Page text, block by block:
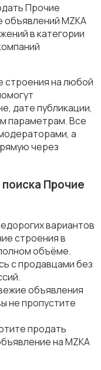
Прочие
объявлений MZKA
в категории
строения на любой
дате публикации,
параметрам. Все
а
через
Прочие
вариантов
строения в
объёме.
с продавцами без
объявления
не пропустите
продать
на MZKA